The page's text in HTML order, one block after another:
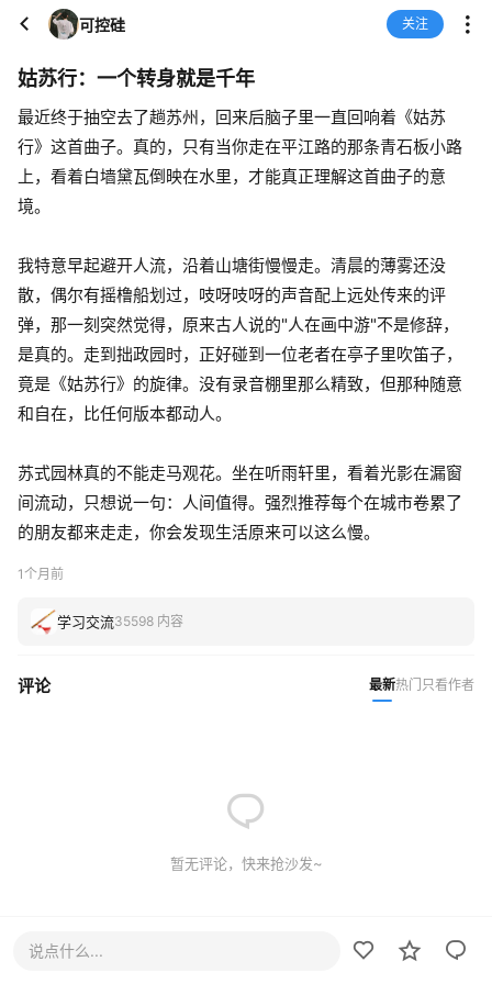
可控硅 关注
姑苏行：一个转身就是千年
最近终于抽空去了趟苏州，回来后脑子里一直回响着《姑苏
行》这首曲子。真的，只有当你走在平江路的那条青石板小路
上，看着白墙黛瓦倒映在水里，才能真正理解这首曲子的意
境。
我特意早起避开人流，沿着山塘街慢慢走。清晨的薄雾还没
散，偶尔有摇橹船划过，吱呀吱呀的声音配上远处传来的评
弹，那一刻突然觉得，原来古人说的"人在画中游"不是修辞，
是真的。走到拙政园时，正好碰到一位老者在亭子里吹笛子，
竟是《姑苏行》的旋律。没有录音棚里那么精致，但那种随意
和自在，比任何版本都动人。
苏式园林真的不能走马观花。坐在听雨轩里，看着光影在漏窗
间流动，只想说一句：人间值得。强烈推荐每个在城市卷累了
的朋友都来走走，你会发现生活原来可以这么慢。
1个月前
学习交流35598 内容
评论 最新热门 只看作者
暂无评论，快来抢沙发~
说点什么...